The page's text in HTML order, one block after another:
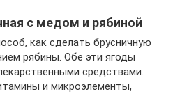
с медом и рябиной
как сделать брусничную
рябины. Обе эти ягоды
средствами.
и микроэлементы,